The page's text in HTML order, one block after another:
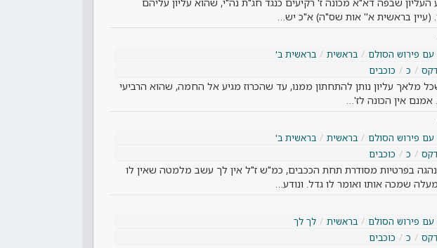
(עיין בראשית א'' אות שס"ה) א"כ יש…
עם פירוש הסולם בראשית
בראשית ב'
כ כוכבים
מלאך עליון נותן להתחתון ממנו, עד שהכרוז מגיע אל החמה, שהוא הרביעי
אמנם אין הכונה לז'…
עם פירוש הסולם בראשית
בראשית ב'
כ כוכבים
בפרטיות מסודרת תחת הככבים, כמ"ש ז"ל אין לך עשב מלמטה שאין לו
שמכה אותו ואומר לו גדל. ונודע…
עם פירוש הסולם בראשית
לך לך
כ כוכבים